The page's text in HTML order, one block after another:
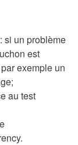
si un problème
est
exemple un
au test